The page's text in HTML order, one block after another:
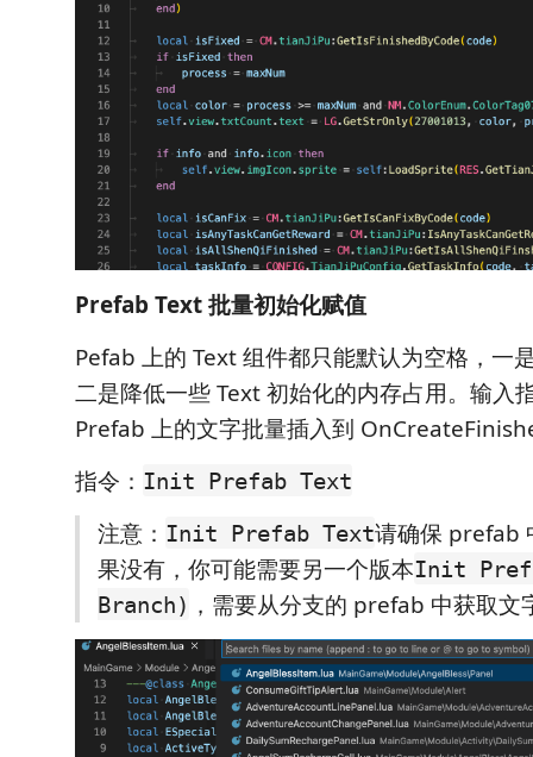
Prefab Text 批量初始化赋值
Pefab 上的 Text 组件都只能默认为空格，一
二是降低一些 Text 初始化的内存占用。输入
Prefab 上的文字批量插入到
指令： Init Prefab Text
注意： Init Prefab Text请确保 prefab
果没有，你可能需要另一个版本Init
Branch) ，需要从分支的 prefab 中获取文